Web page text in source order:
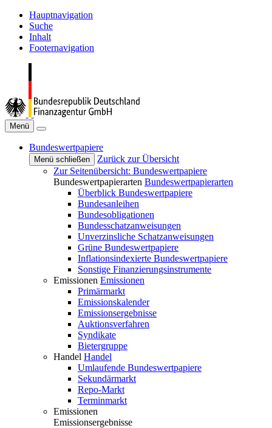
Hauptnavigation
Suche
Inhalt
Footernavigation
Menü
Bundeswertpapiere
Menü schließen
Zurück zur Übersicht
Zur Seitenübersicht: Bundeswertpapiere
Bundeswertpapierarten Bundeswertpapierarten
Überblick Bundeswertpapiere
Bundesanleihen
Bundesobligationen
Bundesschatzanweisungen
Unverzinsliche Schatzanweisungen
Grüne Bundeswertpapiere
Inflationsindexierte Bundeswertpapiere
Sonstige Finanzierungsinstrumente
Emissionen Emissionen
Primärmarkt
Emissionskalender
Emissionsergebnisse
Auktionsverfahren
Syndikate
Bietergruppe
Handel Handel
Umlaufende Bundeswertpapiere
Sekundärmarkt
Repo-Markt
Terminmarkt
Emissionen
Emissionsergebnisse